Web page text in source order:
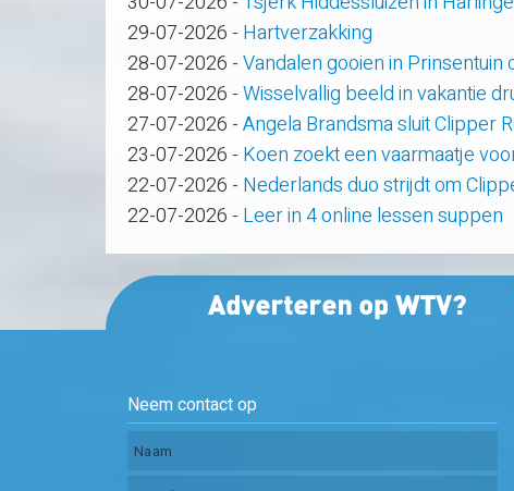
29-07-2026 - Hartverzakking
28-07-2026 -Vandalen gooien in Prinsentuin
28-07-2026 -Wisselvallig beeld in vakantie
27-07-2026 -Angela Brandsma sluit Clipper
23-07-2026 - Koen zoekt een vaarmaatje
22-07-2026 - Nederlands duo strijdt om
22-07-2026 - Leer in 4 online lessen suppen
Neem contact op